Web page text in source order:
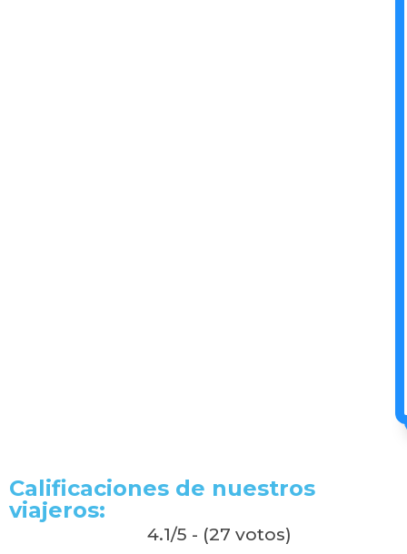
Calificaciones de nuestros
viajeros:
4.1/5 - (27 votos)